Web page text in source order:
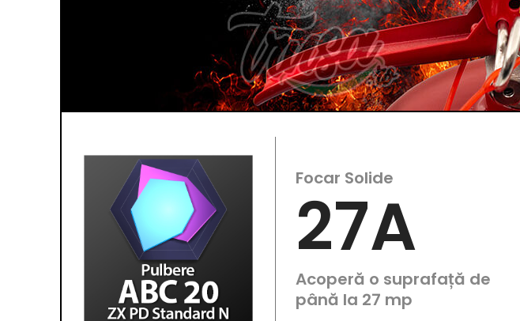
Focar Solide
27A
Acoperă o suprafață de
până la 27 mp